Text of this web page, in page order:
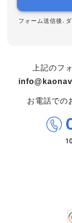
フォーム送信後、
上記のフ
お電話での